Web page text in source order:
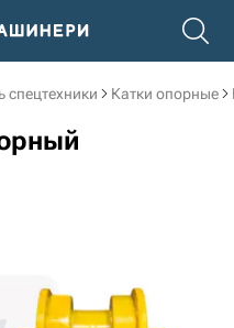
спецтехники Катки опорные